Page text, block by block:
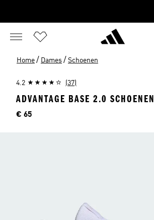
Home / Dames / Schoenen
4.2 (37)
ADVANTAGE BASE 2.0 SCHOENEN
Prijs
€ 65